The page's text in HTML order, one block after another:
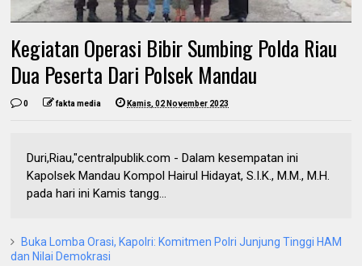
Kegiatan Operasi Bibir Sumbing Polda Riau
Dua Peserta Dari Polsek Mandau
0 fakta media Kamis, 02 November 2023
Duri,Riau,"centralpublik.com - Dalam kesempatan ini
Kapolsek Mandau Kompol Hairul Hidayat, S.I.K., M.M., M.H.
pada hari ini Kamis tangg...
Buka Lomba Orasi, Kapolri: Komitmen Polri Junjung Tinggi HAM
dan Nilai Demokrasi